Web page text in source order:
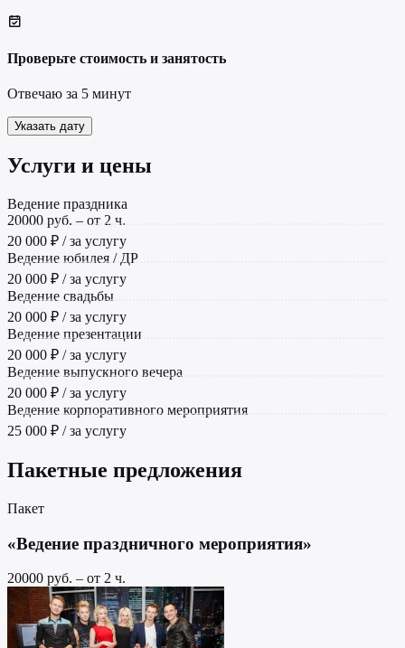
Проверьте стоимость и занятость
Отвечаю за 5 минут
Указать дату
Услуги и цены
Ведение праздника
20000 руб. – от 2 ч.
20 000 ₽ / за услугу
Ведение юбилея / ДР
20 000 ₽ / за услугу
Ведение свадьбы
20 000 ₽ / за услугу
Ведение презентации
20 000 ₽ / за услугу
Ведение выпускного вечера
20 000 ₽ / за услугу
Ведение корпоративного мероприятия
25 000 ₽ / за услугу
Пакетные предложения
Пакет
«Ведение праздничного мероприятия»
20000 руб. – от 2 ч.